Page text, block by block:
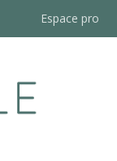
Espace pro